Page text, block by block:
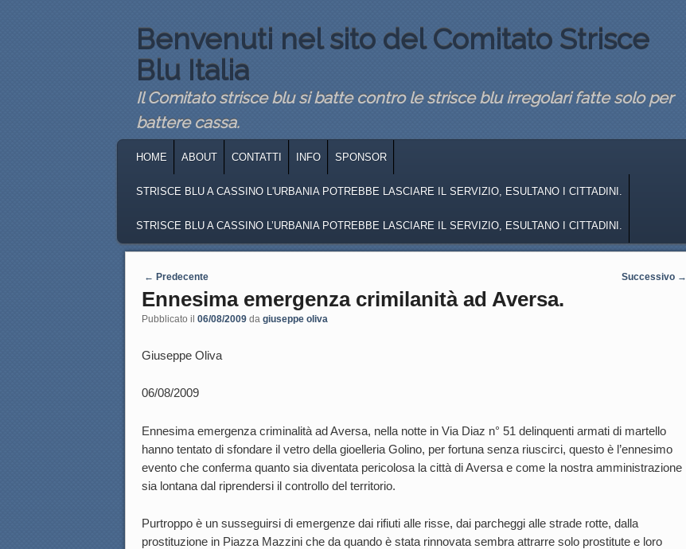
Benvenuti nel sito del Comitato Strisce
Blu Italia
Il Comitato strisce blu si batte contro le strisce blu irregolari fatte solo per
battere cassa.
VAI AL CONTENUTO PRINCIPALE
VAI AL CONTENUTO SECONDARIO
HOME ABOUT CONTATTI INFO SPONSOR
STRISCE BLU A CASSINO L'URBANIA POTREBBE LASCIARE IL SERVIZIO, ESULTANO I CITTADINI.
STRISCE BLU A CASSINO L’URBANIA POTREBBE LASCIARE IL SERVIZIO, ESULTANO I CITTADINI.
Navigazione articoli
← Predecente Successivo →
Ennesima emergenza crimilanità ad Aversa.
Pubblicato il 06/08/2009 da giuseppe oliva
Giuseppe Oliva
06/08/2009
Ennesima emergenza criminalità ad Aversa, nella notte in Via Diaz n° 51 delinquenti armati di martello
hanno tentato di sfondare il vetro della gioelleria Golino, per fortuna senza riuscirci, questo è l’ennesimo
evento che conferma quanto sia diventata pericolosa la città di Aversa e come la nostra amministrazione
sia lontana dal riprendersi il controllo del territorio.
Purtroppo è un susseguirsi di emergenze dai rifiuti alle risse, dai parcheggi alle strade rotte, dalla
prostituzione in Piazza Mazzini che da quando è stata rinnovata sembra attrarre solo prostitute e loro